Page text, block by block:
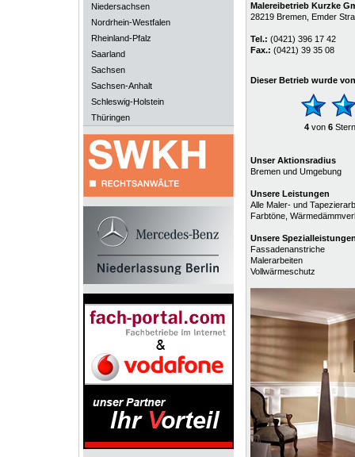
Niedersachsen
Nordrhein-Westfalen
Rheinland-Pfalz
Saarland
Sachsen
Sachsen-Anhalt
Schleswig-Holstein
Thüringen
Malereibetrieb Kurzke
28219 Bremen, Emder
Tel.: (0421) 396 17 42
Fax.: (0421) 39 35 08
Dieser Betrieb wurde
4von 6
Unser Aktionsradius
Bremen und Umgebung
Unsere Leistungen
Alle Maler- und
Farbtöne,
Unsere
Fassadenanstriche
Malerarbeiten
Vollwärmeschutz